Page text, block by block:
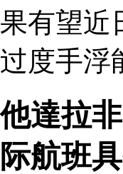
果有望近
过度手浮
他達拉
际航班